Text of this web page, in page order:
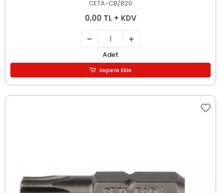
CETA-CB/820
0,00 TL + KDV
Adet
Sepete Ekle